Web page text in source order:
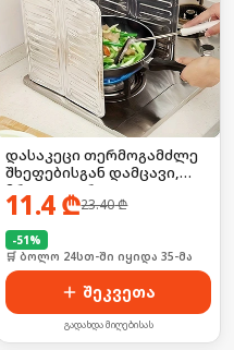
დასაკეცი თერმოგამძლე
შხეფებისგან დამცავი,
მრავალჯერადი
11.4₾23.40₾
-51%
🛒 ბოლო 24სთ-ში იყიდა 35-მა
შეკვეთა
გადახდა მიღებისას